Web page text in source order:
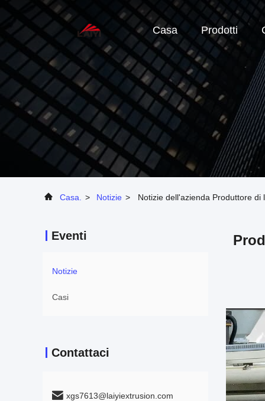
Casa Prodotti
Casa. > Notizie > Notizie dell'azienda Produttore di
Eventi
Notizie
Casi
Contattaci
xgs7613@laiyiextrusion.com